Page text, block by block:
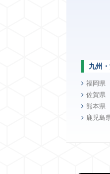
九州
福岡県
佐賀県
熊本県
鹿児島